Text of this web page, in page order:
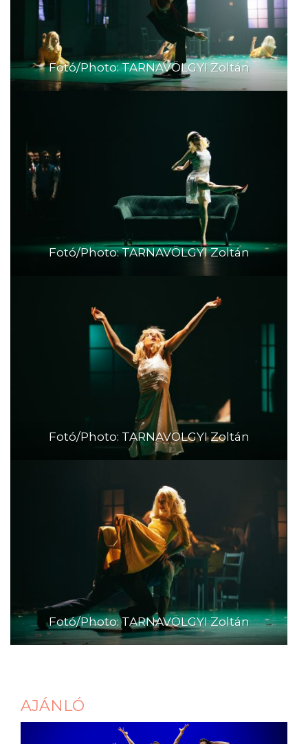
Fotó/Photo: TARNAVÖLGYI Zoltán
Fotó/Photo: TARNAVÖLGYI Zoltán
Fotó/Photo: TARNAVÖLGYI Zoltán
Fotó/Photo: TARNAVÖLGYI Zoltán
AJÁNLÓ